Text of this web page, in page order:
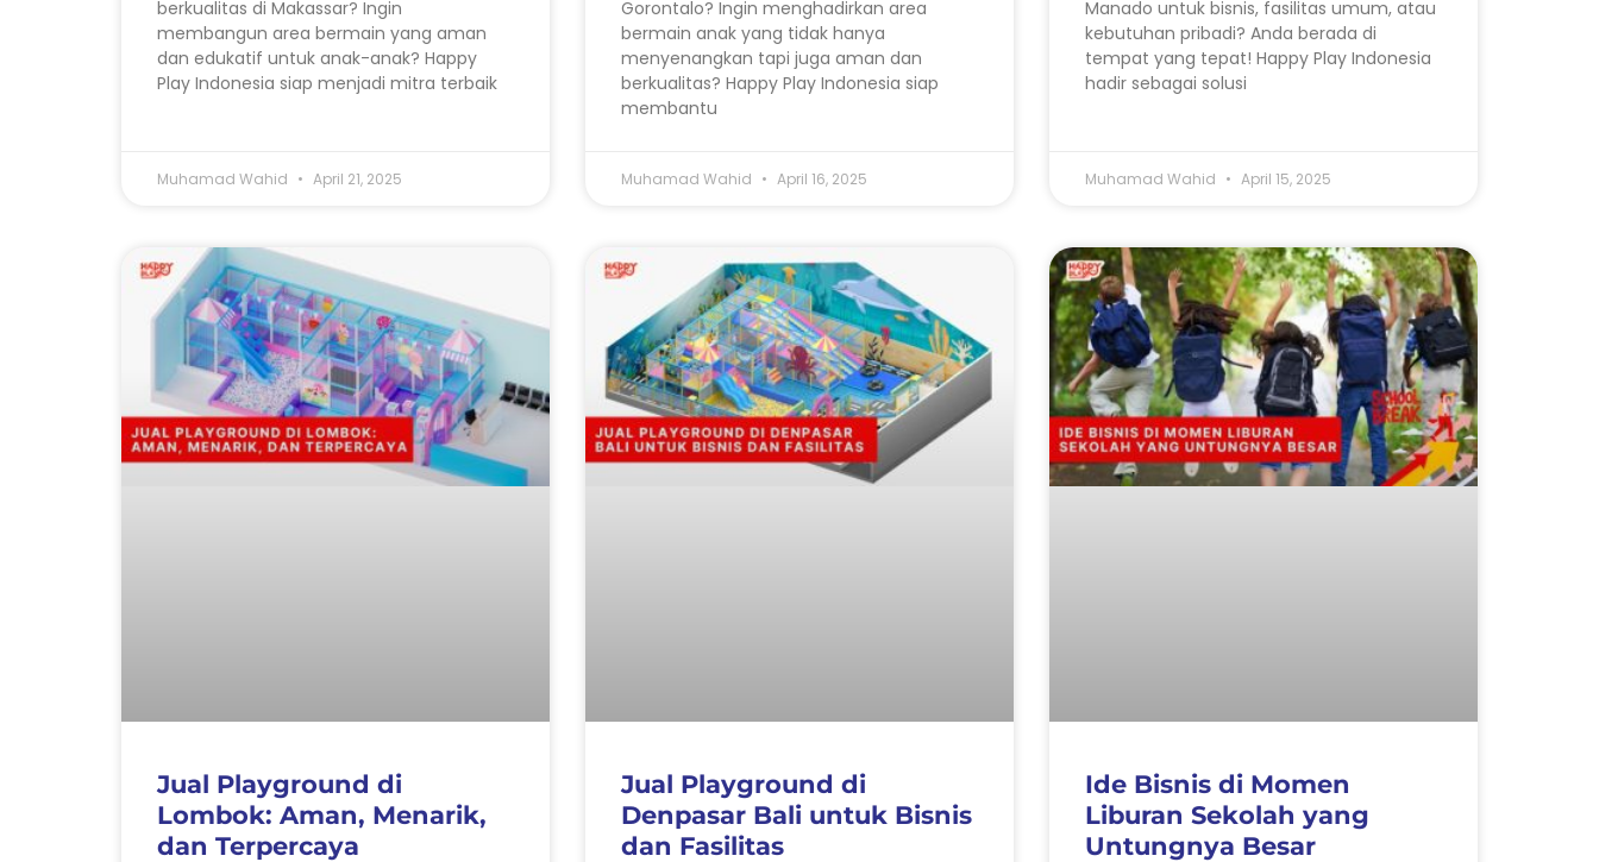
berkualitas di Makassar? Ingin
membangun area bermain yang aman
dan edukatif untuk anak-anak? Happy
Play Indonesia siap menjadi mitra terbaik
Muhamad Wahid April 21, 2025
Gorontalo? Ingin menghadirkan area
bermain anak yang tidak hanya
menyenangkan tapi juga aman dan
berkualitas? Happy Play Indonesia siap
membantu
Muhamad Wahid April 16, 2025
Manado untuk bisnis, fasilitas umum, atau
kebutuhan pribadi? Anda berada di
tempat yang tepat! Happy Play Indonesia
hadir sebagai solusi
Muhamad Wahid April 15, 2025
Jual Playground di
Lombok: Aman, Menarik,
dan Terpercaya
Jual Playground di
Denpasar Bali untuk Bisnis
dan Fasilitas
Ide Bisnis di Momen
Liburan Sekolah yang
Untungnya Besar